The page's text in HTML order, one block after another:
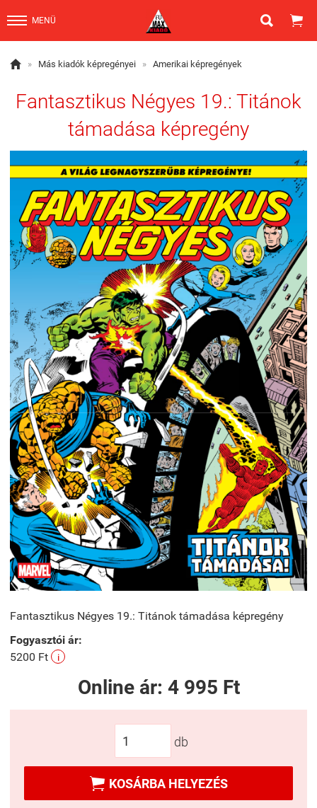
MENÜ  
 » Más kiadók képregényei » Amerikai képregények
Fantasztikus Négyes 19.: Titánok
támadása képregény
Fantasztikus Négyes 19.: Titánok támadása képregény
Fogyasztói ár:
5200 Ft
i
Online ár: 4 995 Ft
db
 KOSÁRBA HELYEZÉS